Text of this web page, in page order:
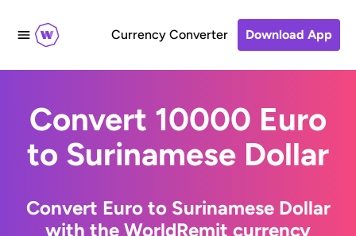
Currency Converter Download App
Convert 10000 Euro
to Surinamese Dollar
Convert Euro to Surinamese Dollar
with the WorldRemit currency